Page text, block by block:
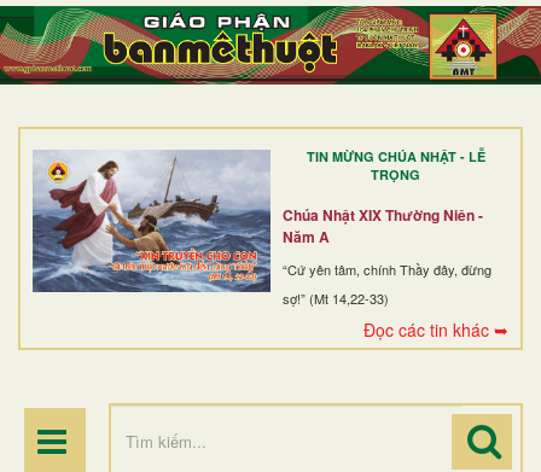
TIN MỪNG CHÚA NHẬT - LỄ
TRỌNG
Chúa Nhật XIX Thường Niên -
Năm A
“Cứ yên tâm, chính Thầy đây, đừng
sợ!” (Mt 14,22-33)
Đọc các tin khác ➥
TRANG NHẤT
GIỚI THIỆU
DÒNG TU
BAN MỤC VỤ
ĐOÀN THỂ CG
ĐIỂM HÀNH HƯƠNG